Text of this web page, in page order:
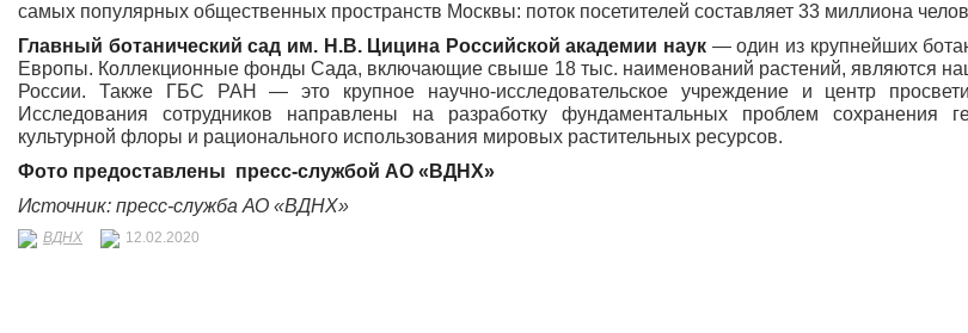
самых популярных общественных пространств Москвы: поток посетителей составляет 33 миллиона
Главный ботанический сад им. Н.В. Цицина Российской академии наук — один из крупнейших
Европы. Коллекционные фонды Сада, включающие свыше 18 тыс. наименований растений, являются
России. Также ГБС РАН — это крупное научно-исследовательское учреждение и центр
Исследования сотрудников направлены на разработку фундаментальных проблем сохранения
культурной флоры и рационального использования мировых растительных ресурсов.
Фото предоставлены пресс-службой АО «ВДНХ»
Источник: пресс-служба АО «ВДНХ»
ВДНХ 12.02.2020